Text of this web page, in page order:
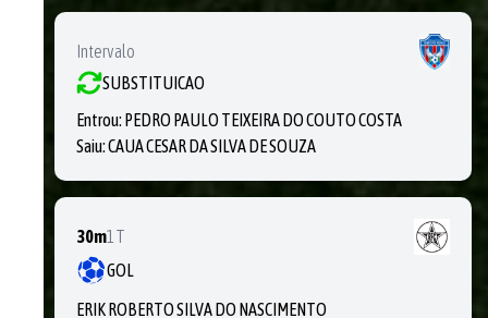
Intervalo
SUBSTITUICAO
Entrou: PEDRO PAULO TEIXEIRA DO COUTO COSTA
Saiu:CAUA CESAR DA SILVA DE SOUZA
30m1T
GOL
ERIK ROBERTO SILVA DO NASCIMENTO